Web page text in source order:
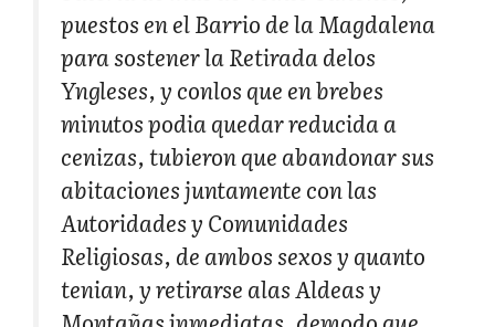
puestos en el Barrio de la Magdalena
para sostener la Retirada delos
Yngleses, y conlos que en brebes
minutos podia quedar reducida a
cenizas, tubieron que abandonar sus
abitaciones juntamente con las
Autoridades y Comunidades
Religiosas, de ambos sexos y quanto
tenian, y retirarse alas Aldeas y